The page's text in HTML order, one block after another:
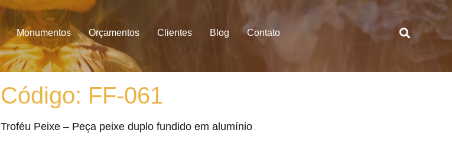
Monumentos Orçamentos Clientes Blog Contato
Código: FF-061
Troféu Peixe – Peça peixe duplo fundido em alumínio